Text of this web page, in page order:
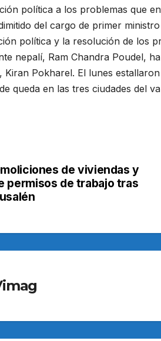
política a los problemas que
del cargo de primer
política y la resolución de los
nepalí, Ram Chandra Poudel,
Kiran Pokharel. El lunes
queda en las tres ciudades del
de viviendas y
permisos de trabajo tras